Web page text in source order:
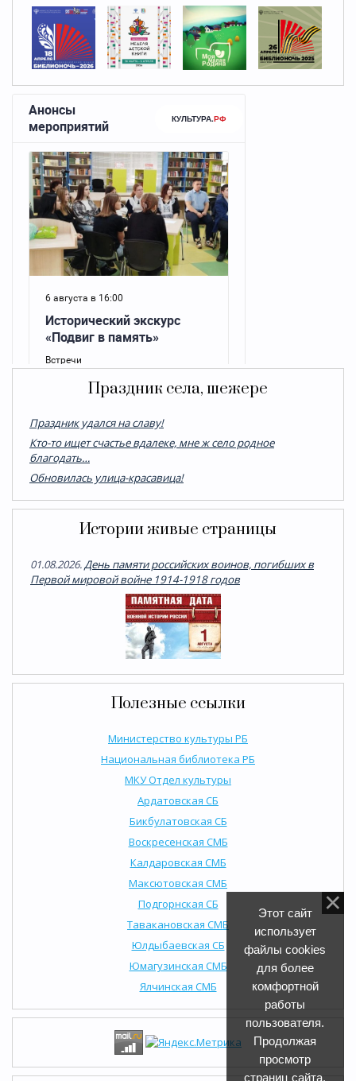
Праздник села, шежере
Праздник удался на славу!
Кто-то ищет счастье вдалеке, мне ж село родное
благодать…
Обновилась улица-красавица!
Истории живые страницы
01.08.2026.День памяти российских воинов, погибших в
Первой мировой войне 1914-1918 годов
Полезные ссылки
Министерство культуры РБ
Национальная библиотека РБ
МКУ Отдел культуры
Ардатовская СБ
Бикбулатовская СБ
Воскресенская СМБ
Калдаровская СМБ
Максютовская СМБ
Подгорнская СБ
Тавакановская СМБ
Юлдыбаевская СБ
Юмагузинская СМБ
Ялчинская СМБ
Этот сайт
использует
файлы cookies
для более
комфортной
работы
пользователя.
Продолжая
просмотр
страниц сайта,